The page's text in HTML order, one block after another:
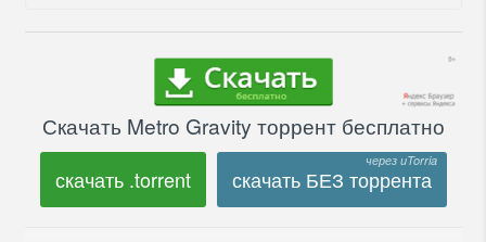
Скачать Metro Gravity торрент бесплатно
скачать .torrent скачать БЕЗ торрента